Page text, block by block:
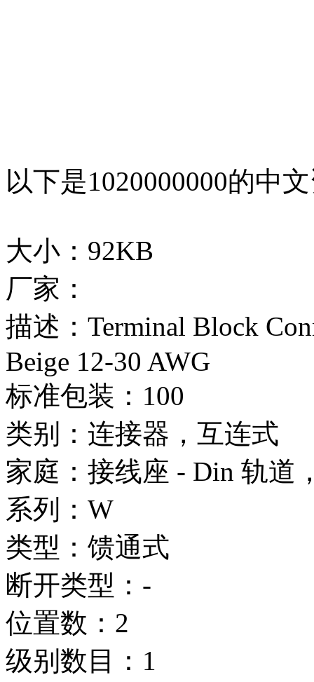
以下是1020000000的中
大小：92KB
厂家：
描述：Terminal Block
Beige 12-30 AWG
标准包装：100
类别：连接器，互连式
家庭：接线座 - Din 轨道
系列：W
类型：馈通式
断开类型：-
位置数：2
级别数目：1